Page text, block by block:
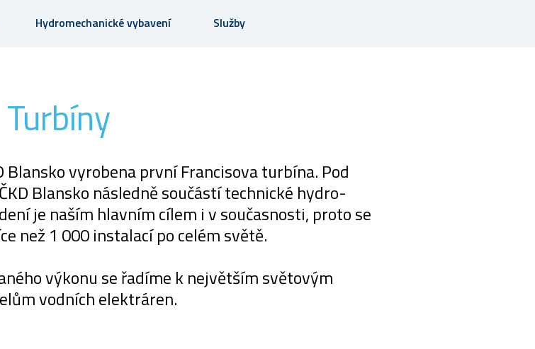
Hydromechanické vybavení Služby
Turbíny
Blansko vyrobena první Francisova turbína. Pod
Blansko následně součástí technické hydro-
je naším hlavním cílem i v současnosti, proto se
než 1 000 instalací po celém světě.
výkonu se řadíme k největším světovým
vodních elektráren.